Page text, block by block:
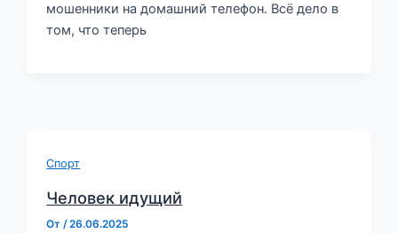
мошенники на домашний телефон. Всё дело в
том, что теперь
Спорт
Человек идущий
От/26.06.2025